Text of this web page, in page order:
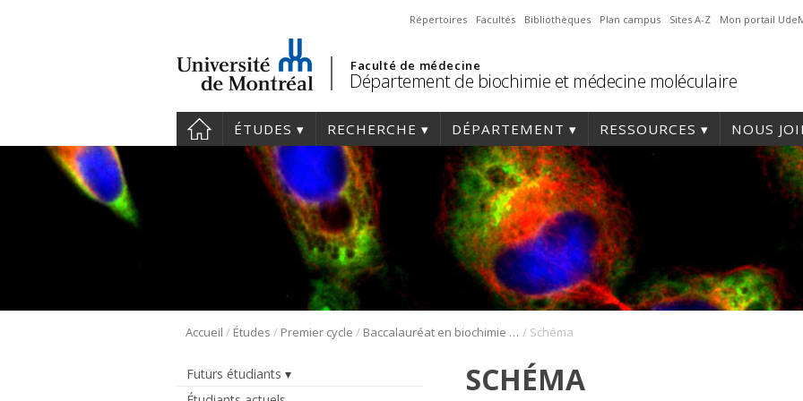
Répertoires Facultés Bibliothèques Plan campus Sites A-Z Mon portail
Faculté de médecine
Département de biochimie et médecine moléculaire
ÉTUDES RECHERCHE DÉPARTEMENT RESSOURCES NOUS
Accueil / Études / Premier cycle / Baccalauréat en biochimie et médecine moléculaire / Schéma
Futurs étudiants
SCHÉMA